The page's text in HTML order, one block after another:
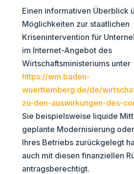
Einen informativen Überblick
Möglichkeiten zur staatlichen
Krisenintervention für
im Internet-Angebot des
Wirtschaftsministeriums unter
https://wm.baden-
wuerttemberg.de/de/
zu-den-auswirkungen-des-
Sie beispielsweise liquide
geplante Modernisierung
Ihres Betriebs zurückgelegt
auch mit diesen finanziellen
antragsberechtigt.